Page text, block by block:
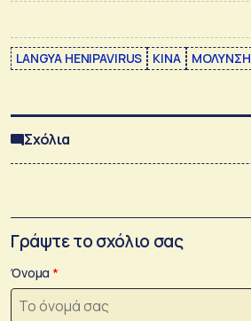
LANGYA HENIPAVIRUS ΚΙΝΑ ΜΟΛΥΝΣΗ
Σχόλια
Γράψτε το σχόλιο σας
Όνομα